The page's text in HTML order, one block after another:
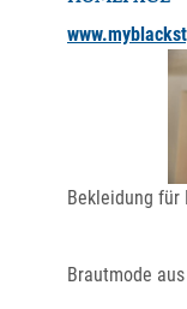
Bekleidung für
Brautmode